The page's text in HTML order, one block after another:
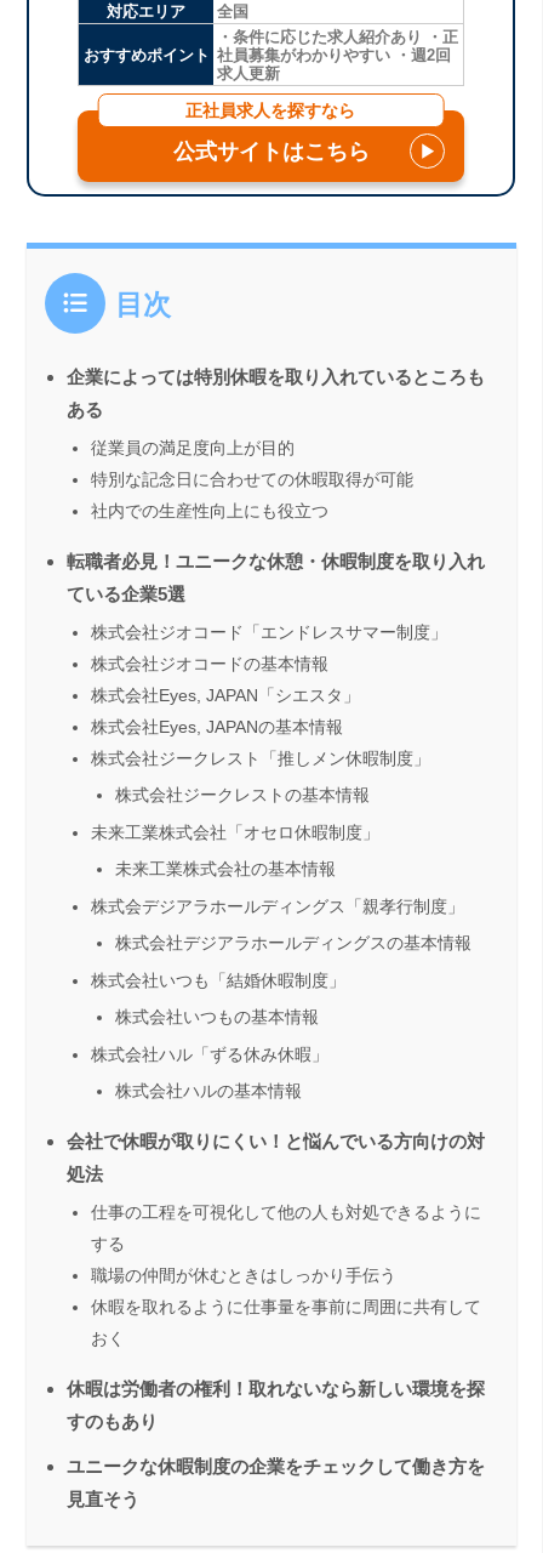
対応エリア
全国
おすすめポイント
・条件に応じた求人紹介あり ・正
社員募集がわかりやすい ・週2回
求人更新
正社員求人を探すなら
公式サイトはこちら ▶
目次
企業によっては特別休暇を取り入れているところも
ある
従業員の満足度向上が目的
特別な記念日に合わせての休暇取得が可能
社内での生産性向上にも役立つ
転職者必見！ユニークな休憩・休暇制度を取り入れ
ている企業5選
株式会社ジオコード「エンドレスサマー制度」
株式会社ジオコードの基本情報
株式会社Eyes, JAPAN「シエスタ」
株式会社Eyes, JAPANの基本情報
株式会社ジークレスト「推しメン休暇制度」
株式会社ジークレストの基本情報
未来工業株式会社「オセロ休暇制度」
未来工業株式会社の基本情報
株式会デジアラホールディングス「親孝行制度」
株式会社デジアラホールディングスの基本情報
株式会社いつも「結婚休暇制度」
株式会社いつもの基本情報
株式会社ハル「ずる休み休暇」
株式会社ハルの基本情報
会社で休暇が取りにくい！と悩んでいる方向けの対
処法
仕事の工程を可視化して他の人も対処できるように
する
職場の仲間が休むときはしっかり手伝う
休暇を取れるように仕事量を事前に周囲に共有して
おく
休暇は労働者の権利！取れないなら新しい環境を探
すのもあり
ユニークな休暇制度の企業をチェックして働き方を
見直そう